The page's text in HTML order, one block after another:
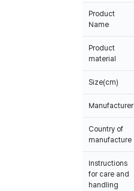
Product
Name
Product
material
Size(cm)
Manufacturer
Country of
manufacture
Instructions
for care and
handling